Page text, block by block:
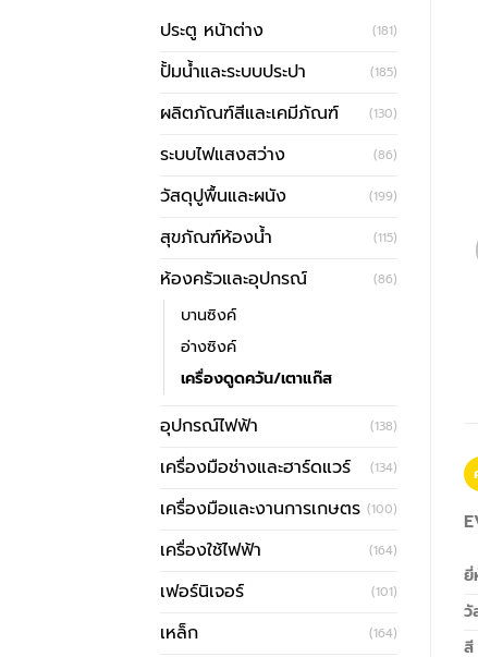
ประตู หน้าต่าง (181)
ปั้มน้ำและระบบประปา (185)
ผลิตภัณฑ์สีและเคมีภัณฑ์ (130)
ระบบไฟแสงสว่าง (86)
วัสดุปูพื้นและผนัง (199)
สุขภัณฑ์ห้องน้ำ (115)
ห้องครัวและอุปกรณ์ (86)
บานซิงค์
อ่างซิงค์
เครื่องดูดควัน/เตาแก๊ส
อุปกรณ์ไฟฟ้า (138)
เครื่องมือช่างและฮาร์ดแวร์ (134)
เครื่องมือและงานการเกษตร (100)
เครื่องใช้ไฟฟ้า (164)
เฟอร์นิเจอร์ (101)
เหล็ก (164)
ยี่
วั
สี